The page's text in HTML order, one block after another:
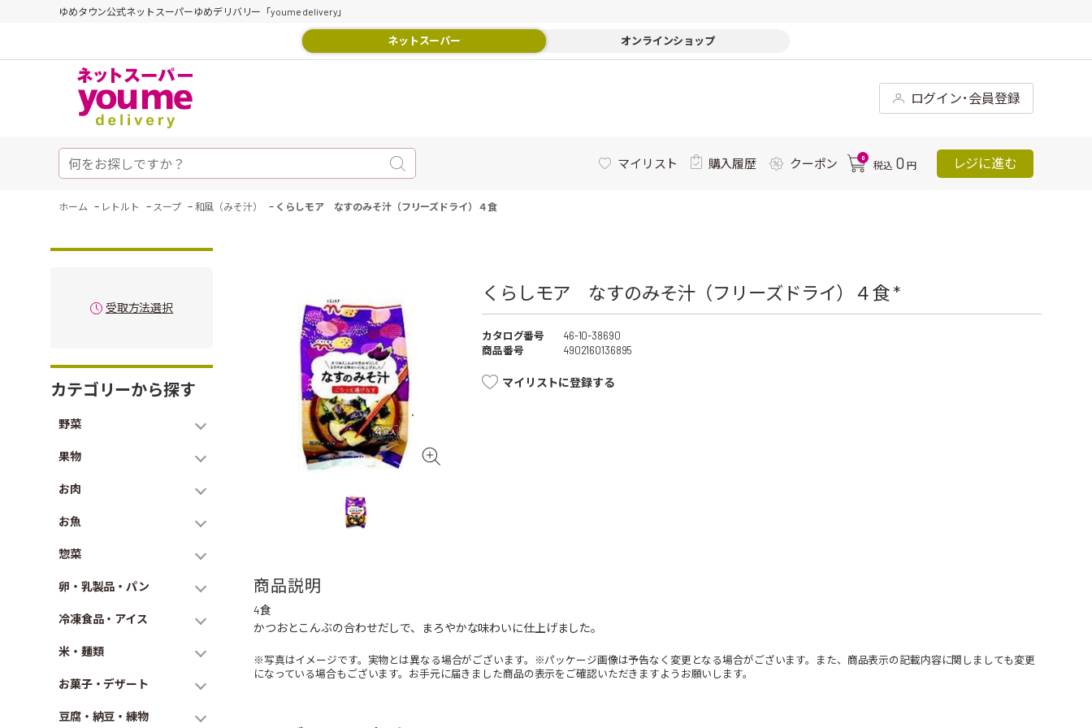
ゆめタウン公式ネットスーパーゆめデリバリー「youme delivery」
ネットスーパー オンラインショップ
ログイン･会員登録
マイリスト 購入履歴 クーポン 0
税込 0 円 レジに進む
ホーム - レトルト - スープ - 和風（みそ汁） - くらしモア なすのみそ汁（フリーズドライ）４食
受取方法選択
カテゴリーから探す
野菜
果物
お肉
お魚
惣菜
卵・乳製品・パン
冷凍食品・アイス
米・麺類
お菓子・デザート
豆腐・納豆・練物
くらしモア なすのみそ汁（フリーズドライ）４食 *
カタログ番号
46-10-38690
商品番号
4902160136895
マイリストに登録する
商品説明
4食
かつおとこんぶの合わせだしで、まろやかな味わいに仕上げました。
※写真はイメージです。実物とは異なる場合がございます。※パッケージ画像は予告なく変更となる場合がございます。また、商品表示の記載内容に関しましても変更
になっている場合もございます。お手元に届きました商品の表示をご確認いただきますようお願いします。